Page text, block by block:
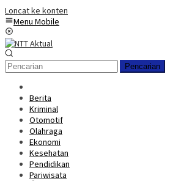
Loncat ke konten
Menu Mobile
Pencarian
Berita
Kriminal
Otomotif
Olahraga
Ekonomi
Kesehatan
Pendidikan
Pariwisata